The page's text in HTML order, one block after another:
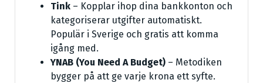
Tink – Kopplar ihop dina bankkonton och
kategoriserar utgifter automatiskt.
Populär i Sverige och gratis att komma
igång med.
YNAB (You Need A Budget) – Metodiken
bygger på att ge varje krona ett syfte.